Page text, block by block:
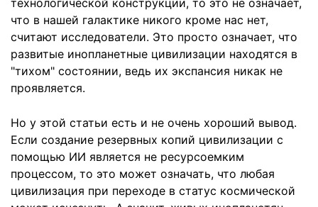
технологической конструкции, то это не означает,
что в нашей галактике никого кроме нас нет,
считают исследователи. Это просто означает, что
развитые инопланетные цивилизации находятся в
"тихом" состоянии, ведь их экспансия никак не
проявляется.
Но у этой статьи есть и не очень хороший вывод.
Если создание резервных копий цивилизации с
помощью ИИ является не ресурсоемким
процессом, то это может означать, что любая
цивилизация при переходе в статус космической